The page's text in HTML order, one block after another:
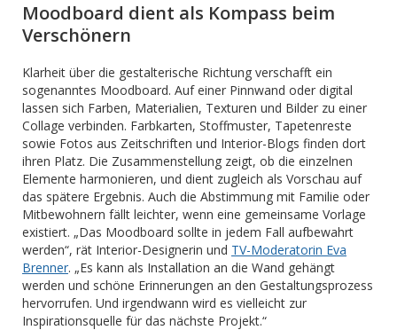
Moodboard dient als Kompass beim
Verschönern
Klarheit über die gestalterische Richtung verschafft ein
sogenanntes Moodboard. Auf einer Pinnwand oder digital
lassen sich Farben, Materialien, Texturen und Bilder zu einer
Collage verbinden. Farbkarten, Stoffmuster, Tapetenreste
sowie Fotos aus Zeitschriften und Interior-Blogs finden dort
ihren Platz. Die Zusammenstellung zeigt, ob die einzelnen
Elemente harmonieren, und dient zugleich als Vorschau auf
das spätere Ergebnis. Auch die Abstimmung mit Familie oder
Mitbewohnern fällt leichter, wenn eine gemeinsame Vorlage
existiert. „Das Moodboard sollte in jedem Fall aufbewahrt
werden“, rät Interior-Designerin und TV-Moderatorin Eva
Brenner. „Es kann als Installation an die Wand gehängt
werden und schöne Erinnerungen an den Gestaltungsprozess
hervorrufen. Und irgendwann wird es vielleicht zur
Inspirationsquelle für das nächste Projekt.“